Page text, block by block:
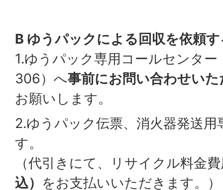
B ゆうパックによる回収を依頼
1.ゆうパック専用コールセンタ
306）へ事前にお問い合わせいた
お願いします。
2.ゆうパック伝票、消火器発送
す。
（代引きにて、リサイクル料金
込） をお支払いいただきます。）